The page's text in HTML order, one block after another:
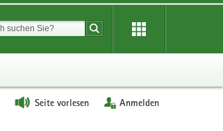
Suchbegriff
Suche starten
Seite vorlesen Anmelden